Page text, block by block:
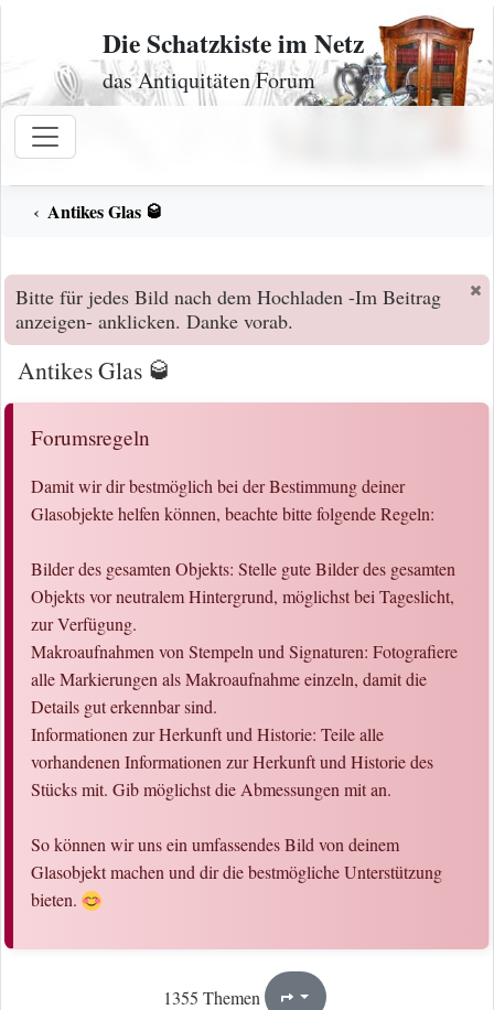
Zum Inhalt
Die Schatzkiste im Netz
das Antiquitäten Forum
Antikes Glas 🥃
Bitte für jedes Bild nach dem Hochladen -Im Beitrag
anzeigen- anklicken. Danke vorab.
Antikes Glas 🥃
Forumsregeln
Damit wir dir bestmöglich bei der Bestimmung deiner
Glasobjekte helfen können, beachte bitte folgende Regeln:
Bilder des gesamten Objekts: Stelle gute Bilder des gesamten
Objekts vor neutralem Hintergrund, möglichst bei Tageslicht,
zur Verfügung.
Makroaufnahmen von Stempeln und Signaturen: Fotografiere
alle Markierungen als Makroaufnahme einzeln, damit die
Details gut erkennbar sind.
Informationen zur Herkunft und Historie: Teile alle
vorhandenen Informationen zur Herkunft und Historie des
Stücks mit. Gib möglichst die Abmessungen mit an.
So können wir uns ein umfassendes Bild von deinem
Glasobjekt machen und dir die bestmögliche Unterstützung
bieten.
1355 Themen Seite1